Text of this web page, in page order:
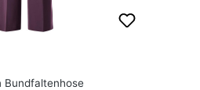
Bundfaltenhose